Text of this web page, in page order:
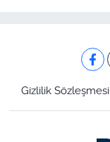
Gizlilik Sözleşmesi